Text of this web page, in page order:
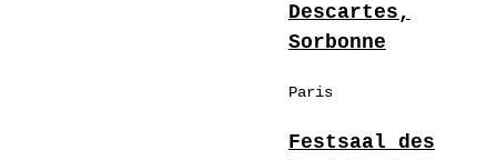
Descartes,
Sorbonne
Paris
Festsaal des